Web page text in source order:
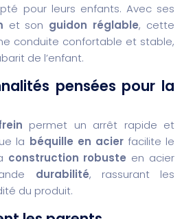
pour leurs enfants. Avec ses
et son guidon réglable, cette
conduite confortable et stable,
de l’enfant.
pensées pour la
permet un arrêt rapide et
la béquille en acierfacilite le
construction robuste en acier
durabilité, rassurant les
du produit.